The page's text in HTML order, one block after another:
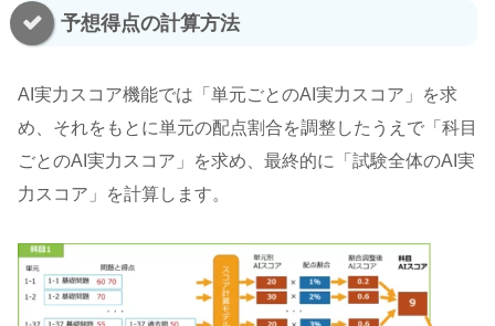
予想得点の計算方法
AI実力スコア機能では「単元ごとのAI実力スコア」を求
め、それをもとに単元の配点割合を調整したうえで「科目
ごとのAI実力スコア」を求め、最終的に「試験全体のAI実
力スコア」を計算します。